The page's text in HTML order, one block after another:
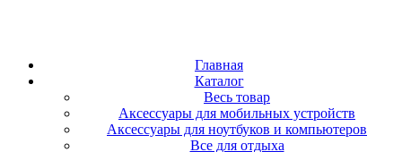
Главная
Каталог
Весь товар
Аксессуары для мобильных устройств
Аксессуары для ноутбуков и компьютеров
Все для отдыха